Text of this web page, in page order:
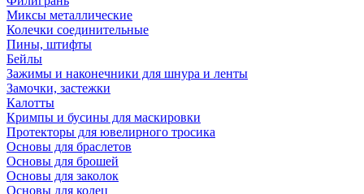
Миксы металлические
Колечки соединительные
Пины, штифты
Бейлы
Зажимы и наконечники для шнура и ленты
Замочки, застежки
Калотты
Кримпы и бусины для маскировки
Протекторы для ювелирного тросика
Основы для браслетов
Основы для брошей
Основы для заколок
Основы для колец